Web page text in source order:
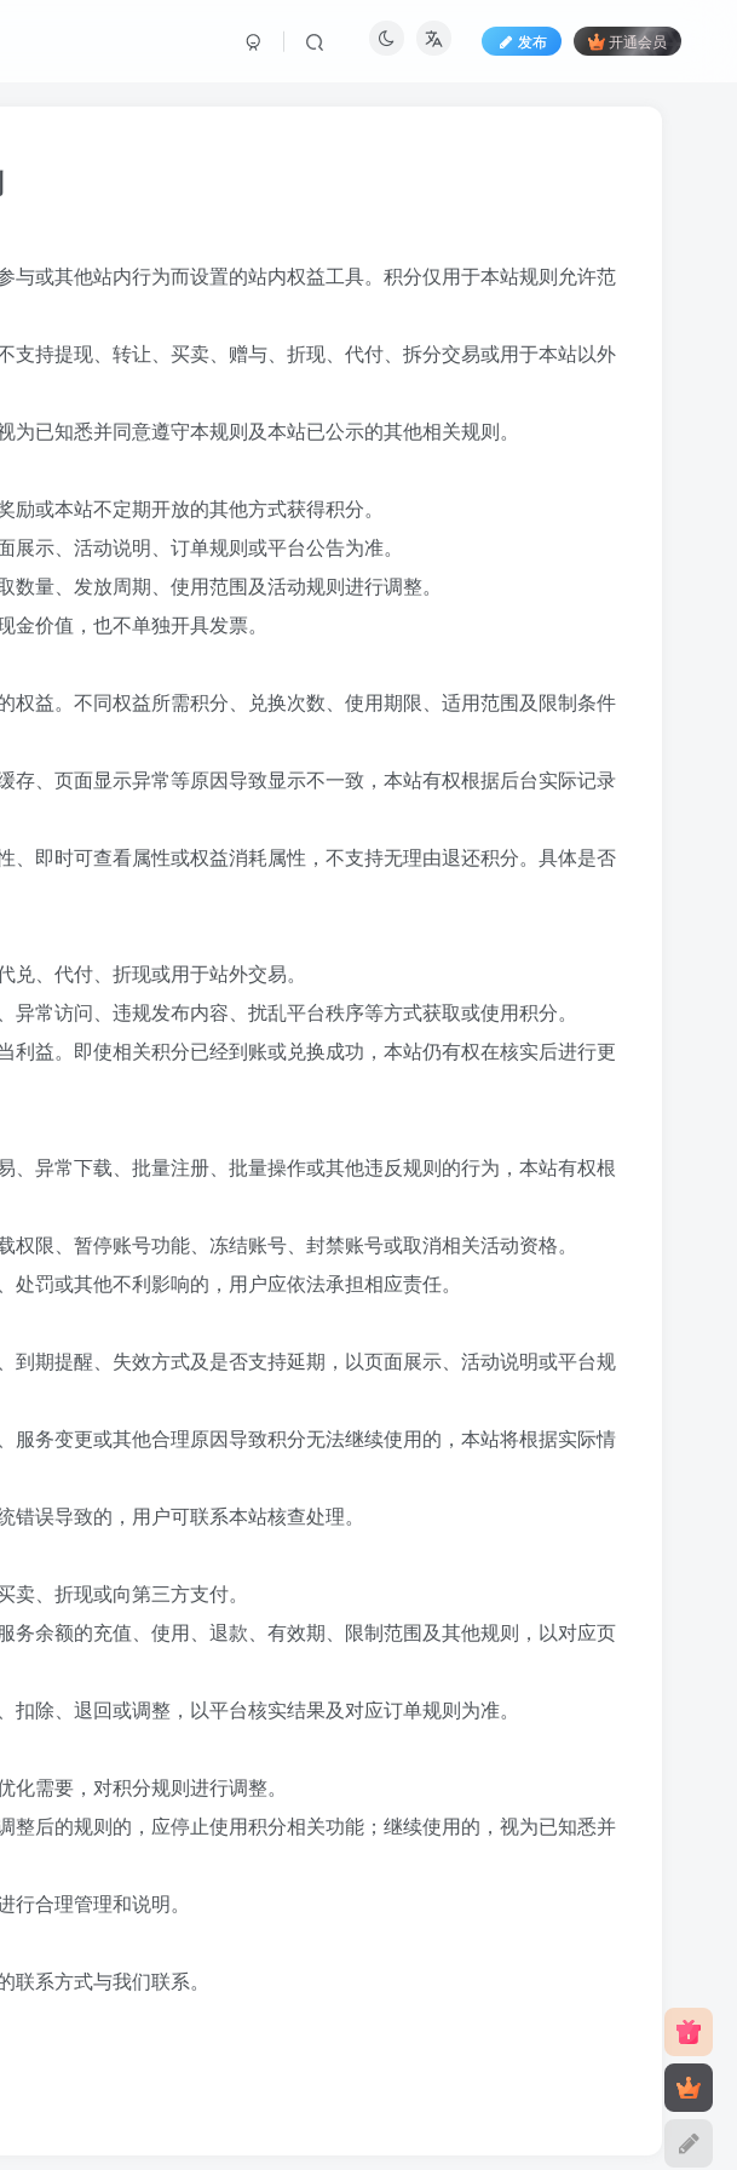
发布 开通会员
或其他站内行为而设置的站内权益工具。积分仅用于本站规则允许范
持提现、转让、买卖、赠与、折现、代付、拆分交易或用于本站以外
已知悉并同意遵守本规则及本站已公示的其他相关规则。
或本站不定期开放的其他方式获得积分。
示、活动说明、订单规则或平台公告为准。
量、发放周期、使用范围及活动规则进行调整。
价值，也不单独开具发票。
益。不同权益所需积分、兑换次数、使用期限、适用范围及限制条件
、页面显示异常等原因导致显示不一致，本站有权根据后台实际记录
即时可查看属性或权益消耗属性，不支持无理由退还积分。具体是否
、代付、折现或用于站外交易。
常访问、违规发布内容、扰乱平台秩序等方式获取或使用积分。
益。即使相关积分已经到账或兑换成功，本站仍有权在核实后进行更
异常下载、批量注册、批量操作或其他违反规则的行为，本站有权根
限、暂停账号功能、冻结账号、封禁账号或取消相关活动资格。
罚或其他不利影响的，用户应依法承担相应责任。
期提醒、失效方式及是否支持延期，以页面展示、活动说明或平台规
务变更或其他合理原因导致积分无法继续使用的，本站将根据实际情
误导致的，用户可联系本站核查处理。
、折现或向第三方支付。
余额的充值、使用、退款、有效期、限制范围及其他规则，以对应页
除、退回或调整，以平台核实结果及对应订单规则为准。
需要，对积分规则进行调整。
后的规则的，应停止使用积分相关功能；继续使用的，视为已知悉并
合理管理和说明。
系方式与我们联系。